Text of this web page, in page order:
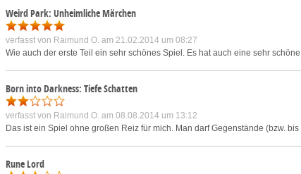
Weird Park: Unheimliche Märchen
verfasst von Raimund O. am 21.02.2014 um 08:27
Wie auch der erste Teil ein sehr schönes Spiel. Es hat auch eine sehr
Born into Darkness: Tiefe Schatten
verfasst von Raimund O. am 08.08.2014 um 13:12
Das ist ein Spiel ohne großen Reiz für mich. Man darf Gegenstände (bzw.
Rune Lord